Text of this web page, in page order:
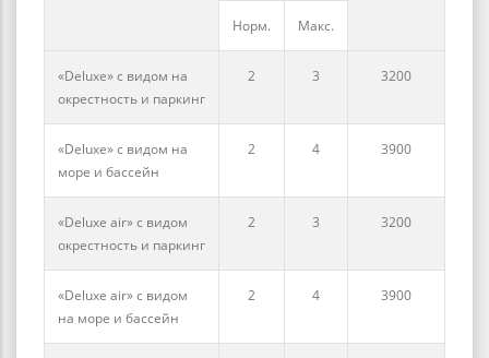
Норм. Макс.
«Deluxe» с видом на
окрестность и паркинг
2 3 3200
«Deluxe» с видом на
море и бассейн
2 4 3900
«Deluxe air» с видом
окрестность и паркинг
2 3 3200
«Deluxe air» с видом
на море и бассейн
2 4 3900